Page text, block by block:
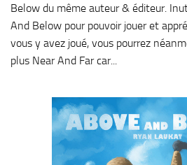
Below du même auteur & éditeur.
And Below pour pouvoir jouer et
vous y avez joué, vous pourrez
plus Near And Far car...